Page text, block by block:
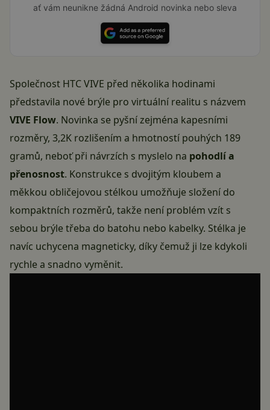
ať vám neunikne žádná Android novinka nebo sleva
Společnost HTC VIVE před několika hodinami
představila nové brýle pro virtuální realitu s názvem
VIVE Flow. Novinka se pyšní zejména kapesními
rozměry, 3,2K rozlišením a hmotností pouhých 189
gramů, neboť při návrzích s myslelo na pohodlí a
přenosnost. Konstrukce s dvojitým kloubem a
měkkou obličejovou stélkou umožňuje složení do
kompaktních rozměrů, takže není problém vzít s
sebou brýle třeba do batohu nebo kabelky. Stélka je
navíc uchycena magneticky, díky čemuž ji lze kdykoli
rychle a snadno vyměnit.